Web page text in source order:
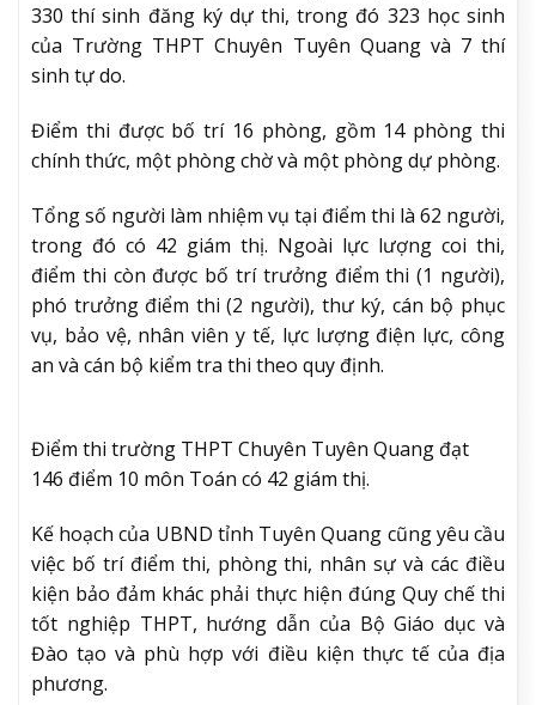
330 thí sinh đăng ký dự thi, trong đó 323 học sinh
của Trường THPT Chuyên Tuyên Quang và 7 thí
sinh tự do.
Điểm thi được bố trí 16 phòng, gồm 14 phòng thi
chính thức, một phòng chờ và một phòng dự phòng.
Tổng số người làm nhiệm vụ tại điểm thi là 62 người,
trong đó có 42 giám thị. Ngoài lực lượng coi thi,
điểm thi còn được bố trí trưởng điểm thi (1 người),
phó trưởng điểm thi (2 người), thư ký, cán bộ phục
vụ, bảo vệ, nhân viên y tế, lực lượng điện lực, công
an và cán bộ kiểm tra thi theo quy định.
Điểm thi trường THPT Chuyên Tuyên Quang đạt
146 điểm 10 môn Toán có 42 giám thị.
Kế hoạch của UBND tỉnh Tuyên Quang cũng yêu cầu
việc bố trí điểm thi, phòng thi, nhân sự và các điều
kiện bảo đảm khác phải thực hiện đúng Quy chế thi
tốt nghiệp THPT, hướng dẫn của Bộ Giáo dục và
Đào tạo và phù hợp với điều kiện thực tế của địa
phương.